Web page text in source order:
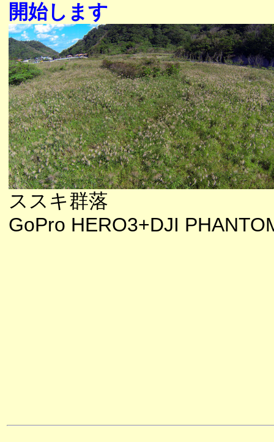
開始します
ススキ群落
GoPro HERO3+DJI